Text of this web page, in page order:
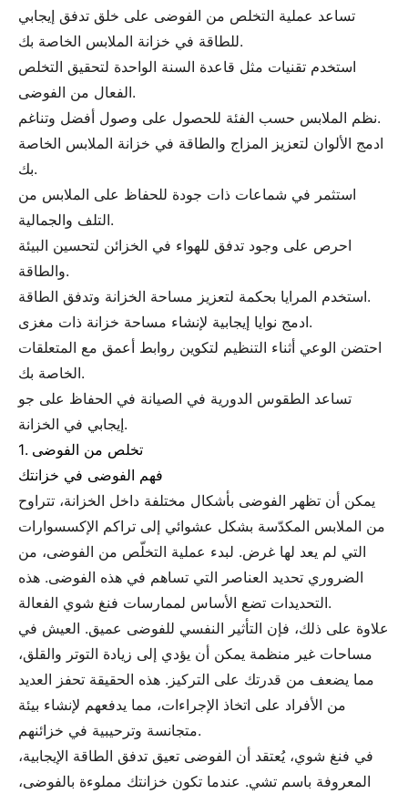
تساعد عملية التخلص من الفوضى على خلق تدفق إيجابي
للطاقة في خزانة الملابس الخاصة بك.
استخدم تقنيات مثل قاعدة السنة الواحدة لتحقيق التخلص
الفعال من الفوضى.
نظم الملابس حسب الفئة للحصول على وصول أفضل وتناغم.
ادمج الألوان لتعزيز المزاج والطاقة في خزانة الملابس الخاصة
بك.
استثمر في شماعات ذات جودة للحفاظ على الملابس من
التلف والجمالية.
احرص على وجود تدفق للهواء في الخزائن لتحسين البيئة
والطاقة.
استخدم المرايا بحكمة لتعزيز مساحة الخزانة وتدفق الطاقة.
ادمج نوايا إيجابية لإنشاء مساحة خزانة ذات مغزى.
احتضن الوعي أثناء التنظيم لتكوين روابط أعمق مع المتعلقات
الخاصة بك.
تساعد الطقوس الدورية في الصيانة في الحفاظ على جو
إيجابي في الخزانة.
1. تخلص من الفوضى
فهم الفوضى في خزانتك
يمكن أن تظهر الفوضى بأشكال مختلفة داخل الخزانة، تتراوح
من الملابس المكدّسة بشكل عشوائي إلى تراكم الإكسسوارات
التي لم يعد لها غرض. لبدء عملية التخلّص من الفوضى، من
الضروري تحديد العناصر التي تساهم في هذه الفوضى. هذه
التحديدات تضع الأساس لممارسات فنغ شوي الفعالة.
علاوة على ذلك، فإن التأثير النفسي للفوضى عميق. العيش في
مساحات غير منظمة يمكن أن يؤدي إلى زيادة التوتر والقلق،
مما يضعف من قدرتك على التركيز. هذه الحقيقة تحفز العديد
من الأفراد على اتخاذ الإجراءات، مما يدفعهم لإنشاء بيئة
متجانسة وترحيبية في خزائنهم.
في فنغ شوي، يُعتقد أن الفوضى تعيق تدفق الطاقة الإيجابية،
المعروفة باسم تشي. عندما تكون خزانتك مملوءة بالفوضى،